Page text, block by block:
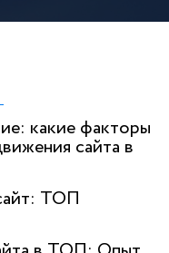
какие факторы
сайта в
ТОП